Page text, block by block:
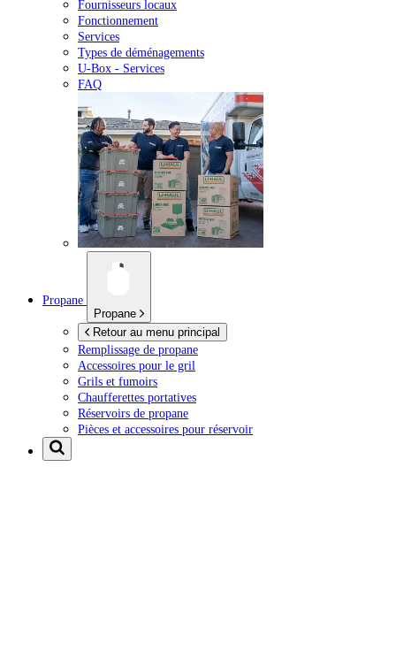
Fournisseurs locaux
Fonctionnement
Services
Types de déménagements
U-Box - Services
FAQ
Propane
Propane
Retour au menu principal
Remplissage de propane
Accessoires pour le gril
Grils et fumoirs
Chaufferettes portatives
Réservoirs de propane
Pièces et accessoires pour réservoir